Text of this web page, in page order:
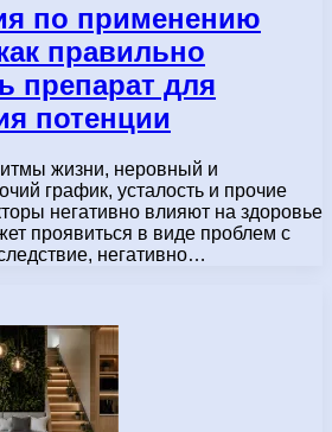
по применению
правильно
препарат для
потенции
жизни, неровный и
график, усталость и прочие
негативно влияют на здоровье
проявиться в виде проблем с
негативно…